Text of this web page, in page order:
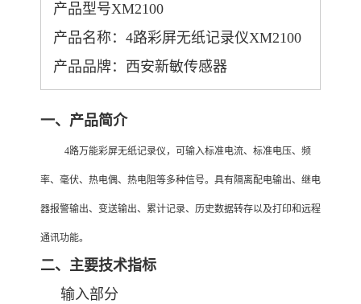
产品型号XM2100
产品名称：4路彩屏无纸记录仪XM2100
产品品牌：西安新敏传感器
一、产品简介
4路万能彩屏无纸记录仪，可输入标准电流、标准电压、频
率、毫伏、热电偶、热电阻等多种信号。具有隔离配电输出、继电
器报警输出、变送输出、累计记录、历史数据转存以及打印和远程
通讯功能。
二、主要技术指标
输入部分